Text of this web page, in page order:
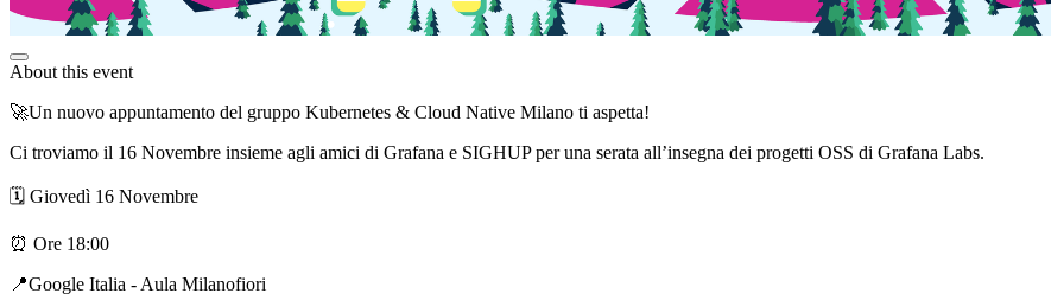
About this event
🚀Un nuovo appuntamento del gruppo Kubernetes & Cloud Native Milano ti aspetta!
Ci troviamo il 16 Novembre insieme agli amici di Grafana e SIGHUP per una serata all’insegna dei progetti OSS di Grafana Labs.
🗓 Giovedì 16 Novembre
⏰ Ore 18:00
📍Google Italia - Aula Milanofiori